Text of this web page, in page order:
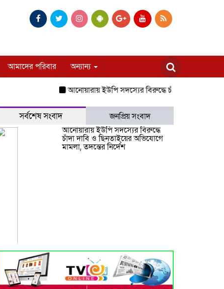
আমাদের পরিবার অন্যান্য
আনোয়ারায় ইউপি সদস্যের বিরুদ্ধে চাঁদা দাবি ও ছিনতাইয়ের
সর্বশেষ সংবাদ
জনপ্রিয় সংবাদ
আনোয়ারায় ইউপি সদস্যের বিরুদ্ধে
চাঁদা দাবি ও ছিনতাইয়ের অভিযোগে
মামলা, তদন্তের নির্দেশ